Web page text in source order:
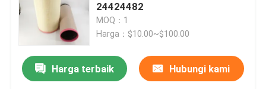
24424482
MOQ：1
Harga：$10.00~$100.00
Harga terbaik Hubungi kami